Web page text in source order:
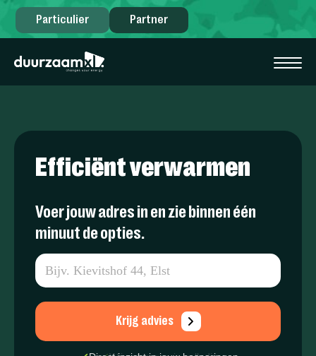
Particulier Partner
Efficiënt verwarmen
Voer jouw adres in en zie binnen één
minuut de opties.
Krijg advies